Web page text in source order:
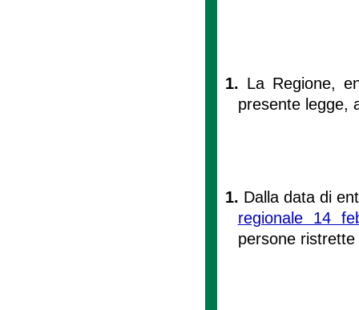
1. La Regione,
presente legge,
1. Dalla data di
regionale 14
persone